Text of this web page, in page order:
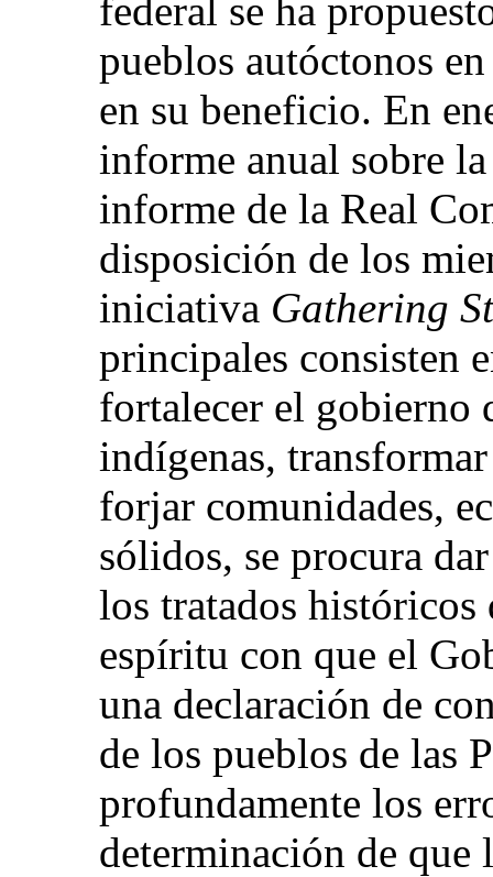
federal se ha
pueblos autóctonos
en su beneficio. En
informe anual sobre
informe de la Real
disposición de los
iniciativa Gathering
principales consisten
fortalecer el gobierno
indígenas,
forjar comunidades,
sólidos, se procura
los tratados históricos
espíritu con que el
una declaración de
de los pueblos de las
profundamente los
determinación de